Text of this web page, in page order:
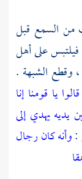
من السمع قبل
على أهل
وقطع الشبهة .
قالوا يا قومنا إنا
يديه يهدي إلى
:وأنه كان رجال